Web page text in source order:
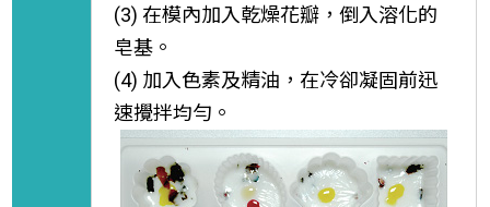
(3) 在模內加入乾燥花瓣，倒入溶化的
皂基。
(4) 加入色素及精油，在冷卻凝固前迅
速攪拌均勻。